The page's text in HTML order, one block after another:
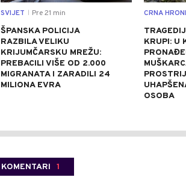
SVIJET Pre 21 min
ŠPANSKA POLICIJA
RAZBILA VELIKU
KRIJUMČARSKU MREŽU:
PREBACILI VIŠE OD 2.000
MIGRANATA I ZARADILI 24
MILIONA EVRA
CRNA
KRUPI: U
OSOBA
KOMENTARI 1